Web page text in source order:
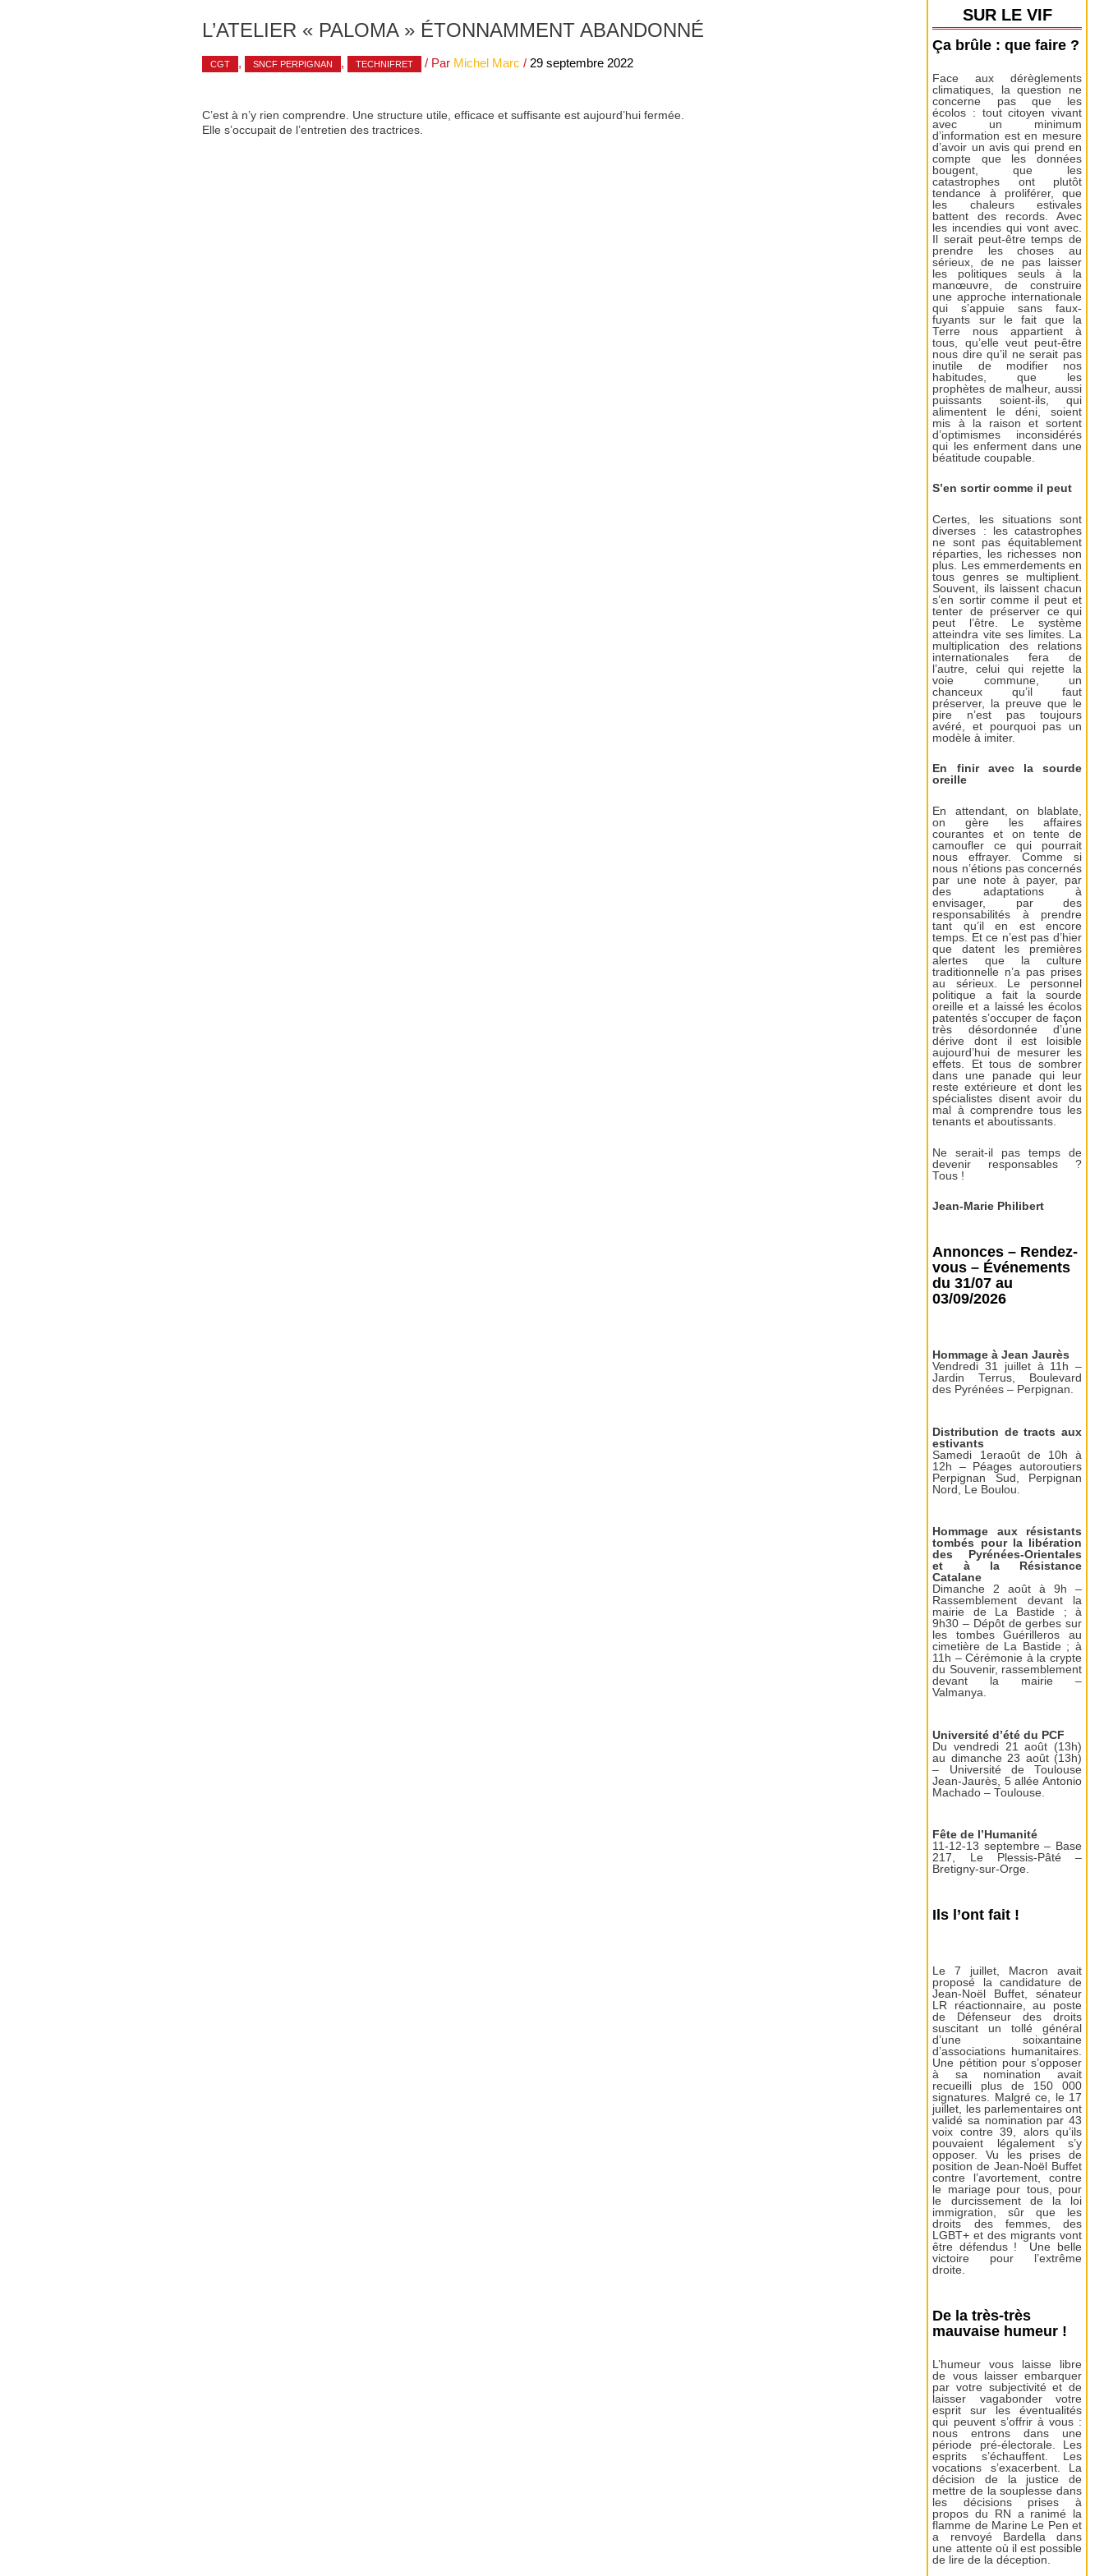
L’ATELIER « PALOMA » ÉTONNAMMENT ABANDONNÉ
CGT , SNCF PERPIGNAN , TECHNIFRET / Par Michel Marc / 29 septembre 2022
C’est à n’y rien comprendre. Une structure utile, efficace et suffisante est aujourd’hui fermée.
Elle s’occupait de l’entretien des tractrices.
SUR LE VIF
Ça brûle : que faire ?
Face aux dérèglements
climatiques, la question ne
concerne pas que les
écolos : tout citoyen vivant
avec un minimum
d’information est en mesure
d’avoir un avis qui prend en
compte que les données
bougent, que les
catastrophes ont plutôt
tendance à proliférer, que
les chaleurs estivales
battent des records. Avec
les incendies qui vont avec.
Il serait peut-être temps de
prendre les choses au
sérieux, de ne pas laisser
les politiques seuls à la
manœuvre, de construire
une approche internationale
qui s’appuie sans faux-
fuyants sur le fait que la
Terre nous appartient à
tous, qu’elle veut peut-être
nous dire qu’il ne serait pas
inutile de modifier nos
habitudes, que les
prophètes de malheur, aussi
puissants soient-ils, qui
alimentent le déni, soient
mis à la raison et sortent
d’optimismes inconsidérés
qui les enferment dans une
béatitude coupable.
S’en sortir comme il peut
Certes, les situations sont
diverses : les catastrophes
ne sont pas équitablement
réparties, les richesses non
plus. Les emmerdements en
tous genres se multiplient.
Souvent, ils laissent chacun
s’en sortir comme il peut et
tenter de préserver ce qui
peut l’être. Le système
atteindra vite ses limites. La
multiplication des relations
internationales fera de
l’autre, celui qui rejette la
voie commune, un
chanceux qu’il faut
préserver, la preuve que le
pire n’est pas toujours
avéré, et pourquoi pas un
modèle à imiter.
En finir avec la sourde
oreille
En attendant, on blablate,
on gère les affaires
courantes et on tente de
camoufler ce qui pourrait
nous effrayer. Comme si
nous n’étions pas concernés
par une note à payer, par
des adaptations à
envisager, par des
responsabilités à prendre
tant qu’il en est encore
temps. Et ce n’est pas d’hier
que datent les premières
alertes que la culture
traditionnelle n’a pas prises
au sérieux. Le personnel
politique a fait la sourde
oreille et a laissé les écolos
patentés s’occuper de façon
très désordonnée d’une
dérive dont il est loisible
aujourd’hui de mesurer les
effets. Et tous de sombrer
dans une panade qui leur
reste extérieure et dont les
spécialistes disent avoir du
mal à comprendre tous les
tenants et aboutissants.
Ne serait-il pas temps de
devenir responsables ?
Tous !
Jean-Marie Philibert
Annonces – Rendez-
vous – Événements
du 31/07 au
03/09/2026
Hommage à Jean Jaurès
Vendredi 31 juillet à 11h –
Jardin Terrus, Boulevard
des Pyrénées – Perpignan.
Distribution de tracts aux
estivants
Samedi 1eraoût de 10h à
12h – Péages autoroutiers
Perpignan Sud, Perpignan
Nord, Le Boulou.
Hommage aux résistants
tombés pour la libération
des Pyrénées-Orientales
et à la Résistance
Catalane
Dimanche 2 août à 9h –
Rassemblement devant la
mairie de La Bastide ; à
9h30 – Dépôt de gerbes sur
les tombes Guérilleros au
cimetière de La Bastide ; à
11h – Cérémonie à la crypte
du Souvenir, rassemblement
devant la mairie –
Valmanya.
Université d’été du PCF
Du vendredi 21 août (13h)
au dimanche 23 août (13h)
– Université de Toulouse
Jean-Jaurès, 5 allée Antonio
Machado – Toulouse.
Fête de l’Humanité
11-12-13 septembre – Base
217, Le Plessis-Pâté –
Bretigny-sur-Orge.
Ils l’ont fait !
Le 7 juillet, Macron avait
proposé la candidature de
Jean-Noël Buffet, sénateur
LR réactionnaire, au poste
de Défenseur des droits
suscitant un tollé général
d’une soixantaine
d’associations humanitaires.
Une pétition pour s’opposer
à sa nomination avait
recueilli plus de 150 000
signatures. Malgré ce, le 17
juillet, les parlementaires ont
validé sa nomination par 43
voix contre 39, alors qu’ils
pouvaient légalement s’y
opposer. Vu les prises de
position de Jean-Noël Buffet
contre l’avortement, contre
le mariage pour tous, pour
le durcissement de la loi
immigration, sûr que les
droits des femmes, des
LGBT+ et des migrants vont
être défendus ! Une belle
victoire pour l’extrême
droite.
De la très-très
mauvaise humeur !
L’humeur vous laisse libre
de vous laisser embarquer
par votre subjectivité et de
laisser vagabonder votre
esprit sur les éventualités
qui peuvent s’offrir à vous :
nous entrons dans une
période pré-électorale. Les
esprits s’échauffent. Les
vocations s’exacerbent. La
décision de la justice de
mettre de la souplesse dans
les décisions prises à
propos du RN a ranimé la
flamme de Marine Le Pen et
a renvoyé Bardella dans
une attente où il est possible
de lire de la déception.